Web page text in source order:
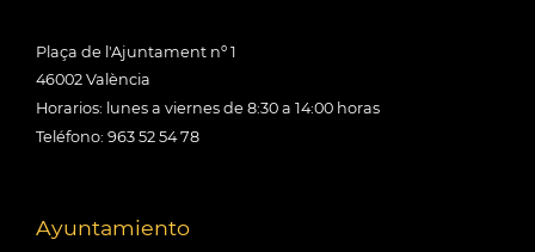
Plaça de l'Ajuntament nº 1
46002 València
Horarios: lunes a viernes de 8:30 a 14:00 horas
Teléfono: 963 52 54 78
Ayuntamiento